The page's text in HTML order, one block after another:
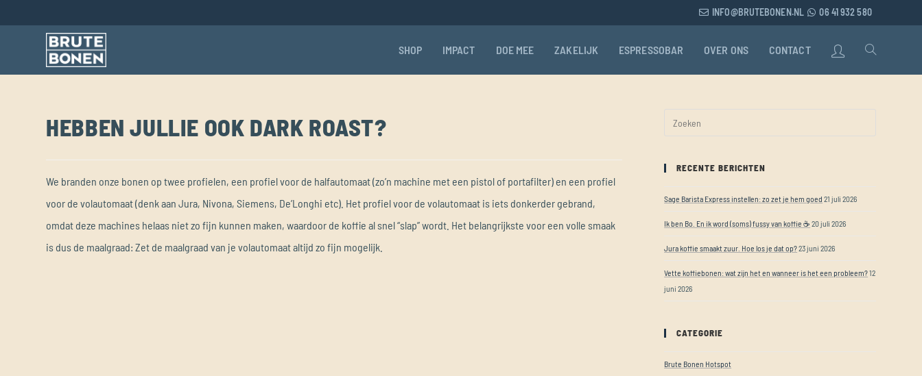
INFO@BRUTEBONEN.NL 06 41 932 580
SHOP IMPACT DOE MEE ZAKELIJK ESPRESSOBAR OVER ONS CONTACT
HEBBEN JULLIE OOK DARK ROAST?
We branden onze bonen op twee profielen, een profiel voor de halfautomaat (zo’n machine met een pistol of portafilter) en een profiel
voor de volautomaat (denk aan Jura, Nivona, Siemens, De’Longhi etc). Het profiel voor de volautomaat is iets donkerder gebrand,
omdat deze machines helaas niet zo fijn kunnen maken, waardoor de koffie al snel “slap” wordt. Het belangrijkste voor een volle smaak
is dus de maalgraad: Zet de maalgraad van je volautomaat altijd zo fijn mogelijk.
RECENTE BERICHTEN
Sage Barista Express instellen: zo zet je hem goed 21 juli 2026
Ik ben Bo. En ik word (soms) fussy van koffie ☕ 20 juli 2026
Jura koffie smaakt zuur. Hoe los je dat op?23 juni 2026
Vette koffiebonen: wat zijn het en wanneer is het een probleem?12
juni 2026
CATEGORIE
Brute Bonen Hotspot